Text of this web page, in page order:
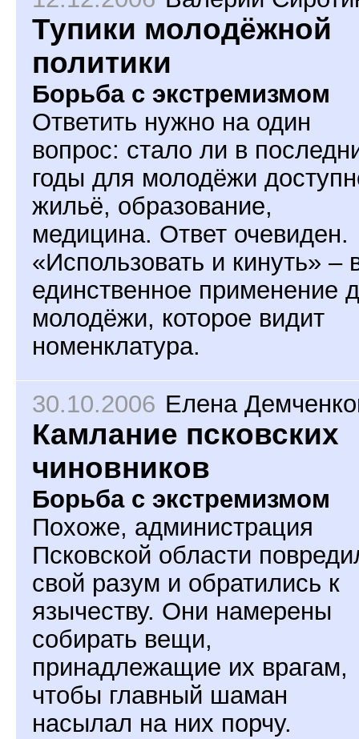
Тупики молодёжной
политики
Борьба с экстремизмом
Ответить нужно на один
вопрос: стало ли в
годы для молодёжи
жильё, образование,
медицина. Ответ очевиден.
«Использовать и кинуть» –
единственное применение
молодёжи, которое видит
номенклатура.
30.10.2006 Елена
Камлание псковских
чиновников
Борьба с экстремизмом
Похоже, администрация
Псковской области
свой разум и обратились к
язычеству. Они намерены
собирать вещи,
принадлежащие их врагам,
чтобы главный шаман
насылал на них порчу.